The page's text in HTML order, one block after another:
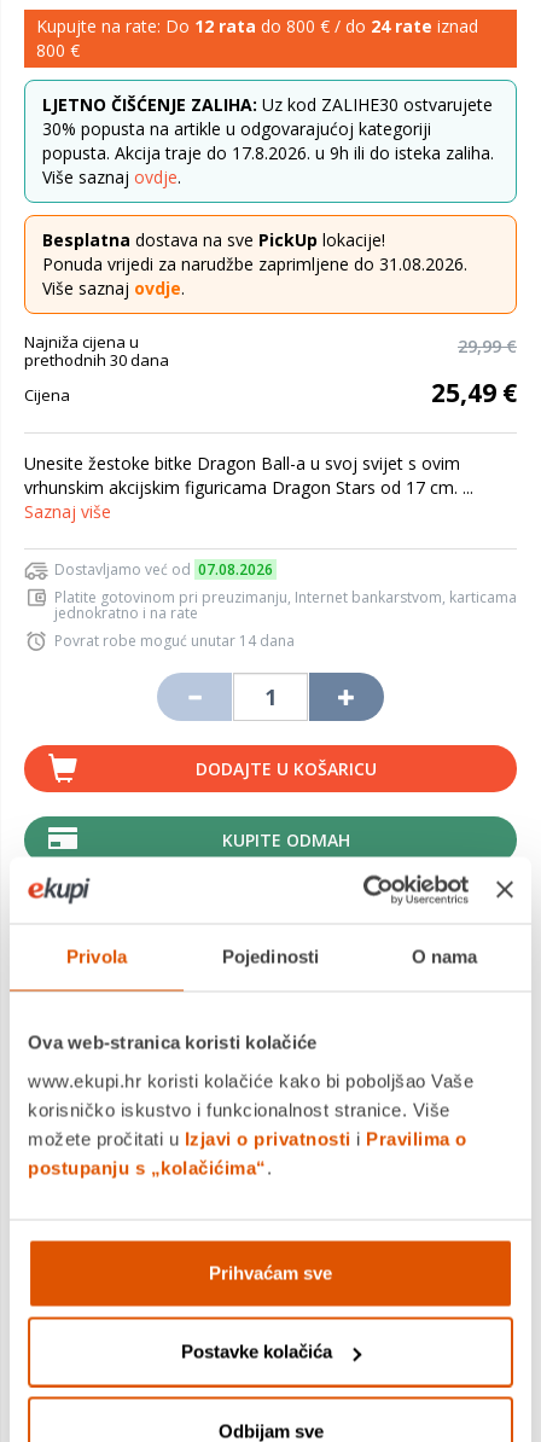
Privola Pojedinosti O nama
Ova web-stranica koristi kolačiće
www.ekupi.hr koristi kolačiće kako bi poboljšao Vaše
korisničko iskustvo i funkcionalnost stranice. Više
možete pročitati u Izjavi o privatnosti i Pravilima o
postupanju s „kolačićima“.
Prihvaćam sve
Postavke kolačića
Odbijam sve
Kupujte na rate: Do 12 rata do 800 € / do 24 rate iznad
800 €
LJETNO ČIŠĆENJE ZALIHA: Uz kod ZALIHE30 ostvarujete
30% popusta na artikle u odgovarajućoj kategoriji
popusta. Akcija traje do 17.8.2026. u 9h ili do isteka zaliha.
Više saznaj ovdje.
Besplatna dostava na sve PickUp lokacije!
Ponuda vrijedi za narudžbe zaprimljene do 31.08.2026.
Više saznaj ovdje.
Najniža cijena u
prethodnih 30 dana
29,99 €
Cijena 25,49 €
Unesite žestoke bitke Dragon Ball-a u svoj svijet s ovim
vrhunskim akcijskim figuricama Dragon Stars od 17 cm. ...
Saznaj više
Dostavljamo već od 07.08.2026
Platite gotovinom pri preuzimanju, Internet bankarstvom, karticama
jednokratno i na rate
Povrat robe moguć unutar 14 dana
DODAJTE U KOŠARICU
KUPITE ODMAH
Usporedite proizvod
Dragon Ball LB SS Blue Goku figura 30 cm 36731
24,99 €
+